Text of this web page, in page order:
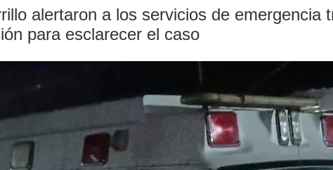
alertaron a los servicios de
para esclarecer el caso